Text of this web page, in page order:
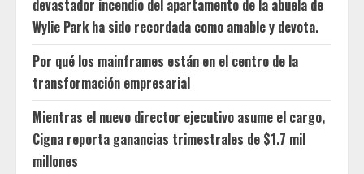
devastador incendio del apartamento de la abuela de
Wylie Park ha sido recordada como amable y devota.
Por qué los mainframes están en el centro de la
transformación empresarial
Mientras el nuevo director ejecutivo asume el cargo,
Cigna reporta ganancias trimestrales de $1.7 mil
millones